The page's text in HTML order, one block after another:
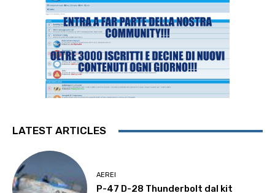
LATEST ARTICLES
AEREI
P-47 D-28 Thunderbolt dal kit